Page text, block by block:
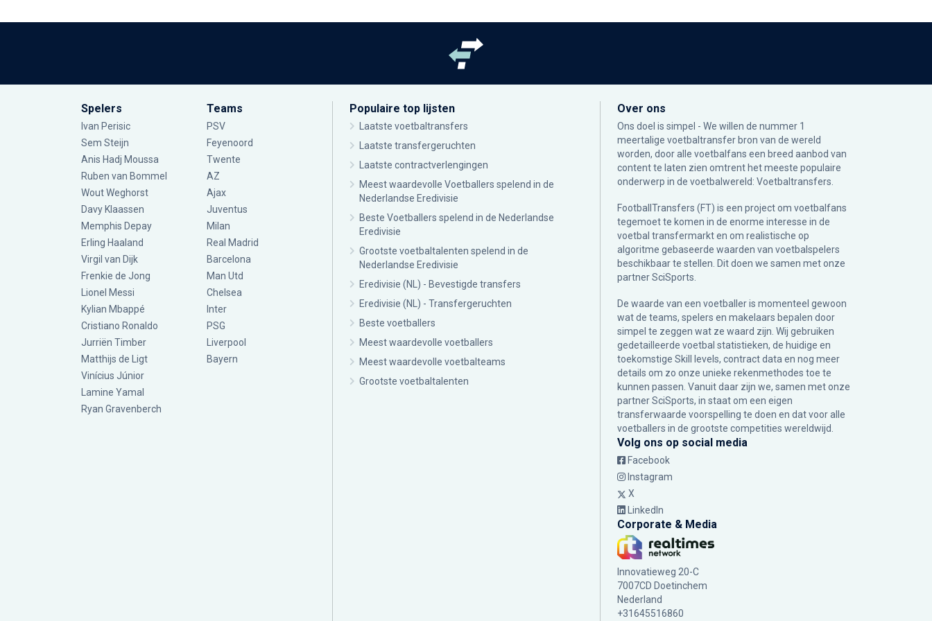
Spelers
Ivan Perisic
Sem Steijn
Anis Hadj Moussa
Ruben van Bommel
Wout Weghorst
Davy Klaassen
Memphis Depay
Erling Haaland
Virgil van Dijk
Frenkie de Jong
Lionel Messi
Kylian Mbappé
Cristiano Ronaldo
Jurriën Timber
Matthijs de Ligt
Vinícius Júnior
Lamine Yamal
Ryan Gravenberch
Teams
PSV
Feyenoord
Twente
AZ
Ajax
Juventus
Milan
Real Madrid
Barcelona
Man Utd
Chelsea
Inter
PSG
Liverpool
Bayern
Populaire top lijsten
Laatste voetbaltransfers
Laatste transfergeruchten
Laatste contractverlengingen
Meest waardevolle Voetballers spelend in de
Nederlandse Eredivisie
Beste Voetballers spelend in de Nederlandse
Eredivisie
Grootste voetbaltalenten spelend in de
Nederlandse Eredivisie
Eredivisie (NL) - Bevestigde transfers
Eredivisie (NL) - Transfergeruchten
Beste voetballers
Meest waardevolle voetballers
Meest waardevolle voetbalteams
Grootste voetbaltalenten
Over ons
Ons doel is simpel - We willen de nummer 1
meertalige voetbaltransfer bron van de wereld
worden, door alle voetbalfans een breed aanbod van
content te laten zien omtrent het meeste populaire
onderwerp in de voetbalwereld: Voetbaltransfers.
FootballTransfers (FT) is een project om voetbalfans
tegemoet te komen in de enorme interesse in de
voetbal transfermarkt en om realistische op
algoritme gebaseerde waarden van voetbalspelers
beschikbaar te stellen. Dit doen we samen met onze
partnerSciSports
De waarde van een voetballer is momenteel gewoon
wat de teams, spelers en makelaars bepalen door
simpel te zeggen wat ze waard zijn. Wij gebruiken
gedetailleerde voetbal statistieken, de huidige en
toekomstige Skill levels, contract data en nog meer
details om zo onze unieke rekenmethodes toe te
kunnen passen. Vanuit daar zijn we, samen met onze
partner SciSports, in staat om een eigen
transferwaarde voorspelling te doen en dat voor alle
voetballers in de grootste competities wereldwijd.
Volg ons op social media
Facebook
Instagram
X
LinkedIn
Corporate & Media
Innovatieweg 20-C
7007CD Doetinchem
Nederland
+31645516860